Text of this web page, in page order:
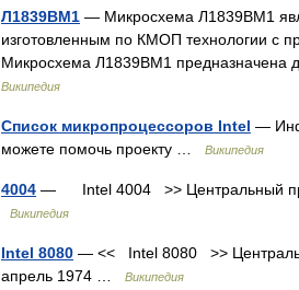
Л1839ВМ1 — Микросхема Л1839ВМ1
изготовленным по КМОП технологии с
Микросхема Л1839ВМ1 предназначена
Википедия
Список микропроцессоров Intel —
можете помочь проекту …
Википедия
4004 — Intel 4004 >> Центральный
Википедия
Intel 8080 — << Intel 8080 >>
апрель 1974 …
Википедия